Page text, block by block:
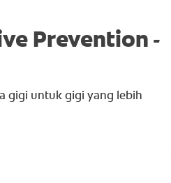
Prevention -
gigi untuk gigi yang lebih